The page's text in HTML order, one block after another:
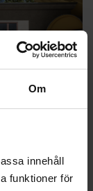
Om
innehåll
funktioner för